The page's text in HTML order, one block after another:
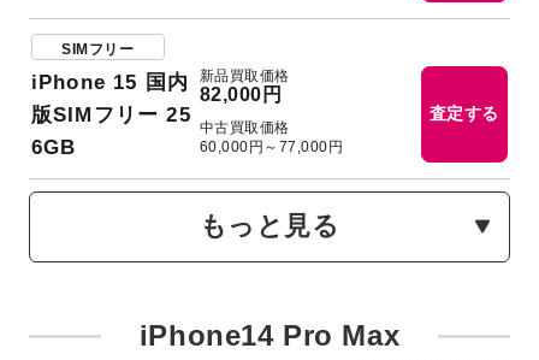
SIMフリー
iPhone 15 国内
版SIMフリー 25
6GB
新品買取価格
82,000円
中古買取価格
60,000円～77,000円
査定する
もっと見る
iPhone14 Pro Max